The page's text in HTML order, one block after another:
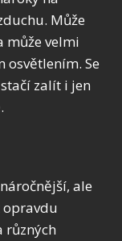
Může
může velmi
osvětlením. Se
zalít i jen
ale
opravdu
různých